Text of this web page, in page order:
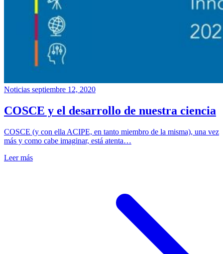
Noticias septiembre 12, 2020
COSCE y el desarrollo de nuestra ciencia
COSCE (y con ella ACIPE, en tanto miembro de la misma), una vez
más y como cabe imaginar, está atenta…
Leer más